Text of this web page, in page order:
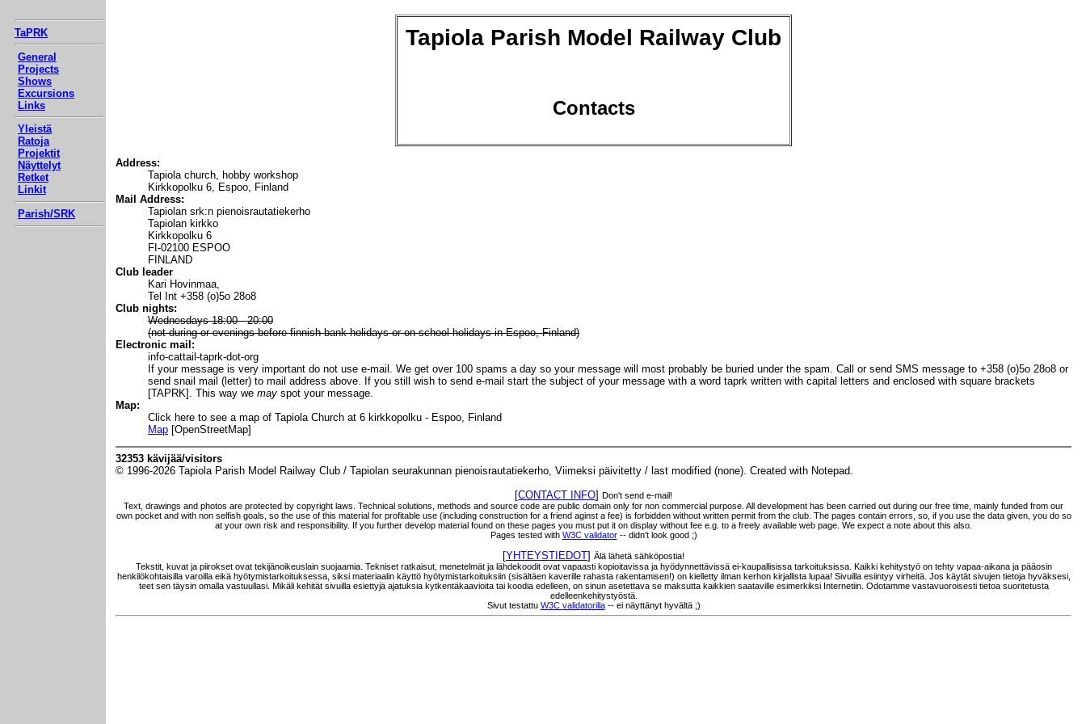
TaPRK
General
Projects
Shows
Excursions
Links
Yleistä
Ratoja
Projektit
Näyttelyt
Retket
Linkit
Parish/SRK
Tapiola Parish Model Railway Club
Contacts
Address:
Tapiola church, hobby workshop
Kirkkopolku 6, Espoo, Finland
Mail Address:
Tapiolan srk:n pienoisrautatiekerho
Tapiolan kirkko
Kirkkopolku 6
FI-02100 ESPOO
FINLAND
Club leader
Kari Hovinmaa,
Tel Int +358 (o)5o 28o8
Club nights:
Wednesdays 18:00 - 20:00
(not during or evenings before finnish bank holidays or on school holidays in Espoo, Finland)
Electronic mail:
info-cattail-taprk-dot-org
If your message is very important do not use e-mail. We get over 100 spams a day so your message will most probably be buried under the spam. Call or send SMS message to +358 (o)5o 28o8 or
send snail mail (letter) to mail address above. If you still wish to send e-mail start the subject of your message with a word taprk written with capital letters and enclosed with square brackets
[TAPRK]. This way we may spot your message.
Map:
Click here to see a map of Tapiola Church at 6 kirkkopolku - Espoo, Finland
Map [OpenStreetMap]
32353 kävijää/visitors
© 1996-2026 Tapiola Parish Model Railway Club / Tapiolan seurakunnan pienoisrautatiekerho, Viimeksi päivitetty / last modified (none). Created with Notepad.
[CONTACT INFO] Don't send e-mail!
Text, drawings and photos are protected by copyright laws. Technical solutions, methods and source code are public domain only for non commercial purpose. All development has been carried out during our free time, mainly funded from our
own pocket and with non selfish goals, so the use of this material for profitable use (including construction for a friend aginst a fee) is forbidden without written permit from the club. The pages contain errors, so, if you use the data given, you do so
at your own risk and responsibility. If you further develop material found on these pages you must put it on display without fee e.g. to a freely available web page. We expect a note about this also.
Pages tested with W3C validator-- didn't look good ;)
[YHTEYSTIEDOT] Älä lähetä sähköpostia!
Tekstit, kuvat ja piirokset ovat tekijänoikeuslain suojaamia. Tekniset ratkaisut, menetelmät ja lähdekoodit ovat vapaasti kopioitavissa ja hyödynnettävissä ei-kaupallisissa tarkoituksissa. Kaikki kehitystyö on tehty vapaa-aikana ja pääosin
henkilökohtaisilla varoilla eikä hyötymistarkoituksessa, siksi materiaalin käyttö hyötymistarkoituksiin (sisältäen kaverille rahasta rakentamisen!) on kielletty ilman kerhon kirjallista lupaa! Sivuilla esiintyy virheitä. Jos käytät sivujen tietoja hyväksesi,
teet sen täysin omalla vastuullasi. Mikäli kehität sivuilla esiettyjä ajatuksia kytkentäkaavioita tai koodia edelleen, on sinun asetettava se maksutta kaikkien saataville esimerkiksi Internetiin. Odotamme vastavuoroisesti tietoa suoritetusta
edelleenkehitystyöstä.
Sivut testattu W3C validatorilla-- ei näyttänyt hyvältä ;)